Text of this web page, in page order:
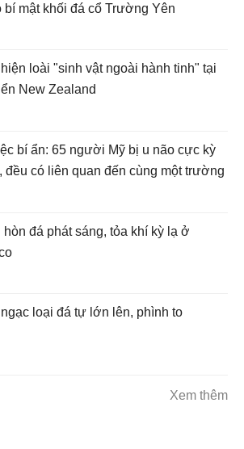
bí mật khối đá cổ Trường Yên
loài "sinh vật ngoài hành tinh" tại
New Zealand
bí ẩn: 65 người Mỹ bị u não cực kỳ
đều có liên quan đến cùng một trường
hòn đá phát sáng, tỏa khí kỳ lạ ở
loại đá tự lớn lên, phình to
Xem thêm